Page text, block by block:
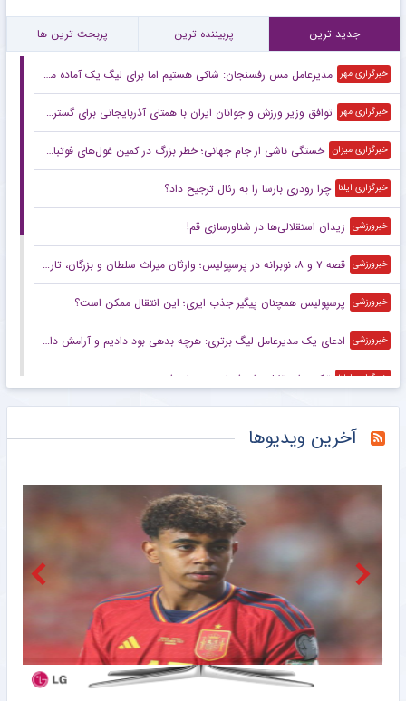
جدید ترین پربیننده ترین پربحث ترین ها
خبرگزاری مهر مدیرعامل مس رفسنجان: شاکی هستیم اما برای لیگ یک آماده می‌شویم
خبرگزاری مهر توافق وزیر ورزش و جوانان ایران با همتای آذربایجانی برای گسترش همکاری
خبرگزاری میزان خستگی ناشی از جام جهانی؛ خطر بزرگ در کمین غول‌های فوتبال اروپا
خبرگزاری ایلنا چرا رودری بارسا را به رئال ترجیح داد؟
خبرورزشی زیدان استقلالی‌ها در شناورسازی قم!
خبرورزشی قصه ۷ و ۸، نوبرانه در پرسپولیس؛ وارثان میراث سلطان و بزرگان، تاریخ‌ساز می‌شوند یا قربانی تاریخ؟
خبرورزشی پرسپولیس همچنان پیگیر جذب ایری؛ این انتقال ممکن است؟
خبرورزشی ادعای یک مدیرعامل لیگ برتری: هرچه بدهی بود دادیم و آرامش داریم
خبرگزاری ایلنا ترکیب استقلال برای فصل جدید لو رفت
تماس شوکه کننده موری با علیمنصور!
مربی سابق پرسپولیس برای همراهی استقلال در راه ایران
خبرگزاری تابناک رکوردهای ملی‌پوشان دوومیدانی ایران بدون امتیاز جهانی/ اشتباه یا ناآگاهی فدراسیون در انتخاب جام بلاروس
دستیار سابق قلعه‌نویی عضو کادر فنی تیم ملی ایتالیا شد
آخرین ویدیوها